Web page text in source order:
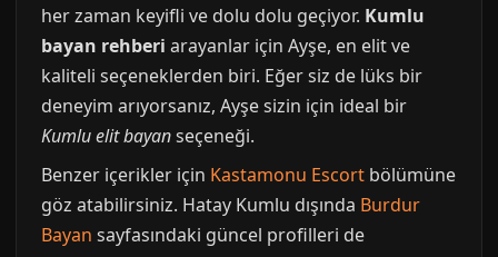
her zaman keyifli ve dolu dolu geçiyor. Kumlu
bayan rehberi arayanlar için Ayşe, en elit ve
kaliteli seçeneklerden biri. Eğer siz de lüks bir
deneyim arıyorsanız, Ayşe sizin için ideal bir
Kumlu elit bayanseçeneği.
Benzer içerikler için Kastamonu Escort bölümüne
göz atabilirsiniz. Hatay Kumlu dışında Burdur
Bayan sayfasındaki güncel profilleri de